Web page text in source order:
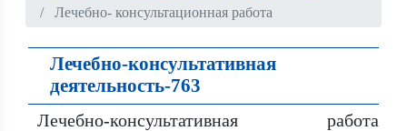
Лечебно- консультационная работа
Лечебно-консультативная
деятельность-763
Лечебно-консультативная работа